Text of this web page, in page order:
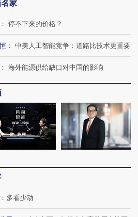
家
： 停不下来的价格？
： 中美人工智能竞争：道路比技术更重要
： 海外能源供给缺口对中国的影响
： 多看少动